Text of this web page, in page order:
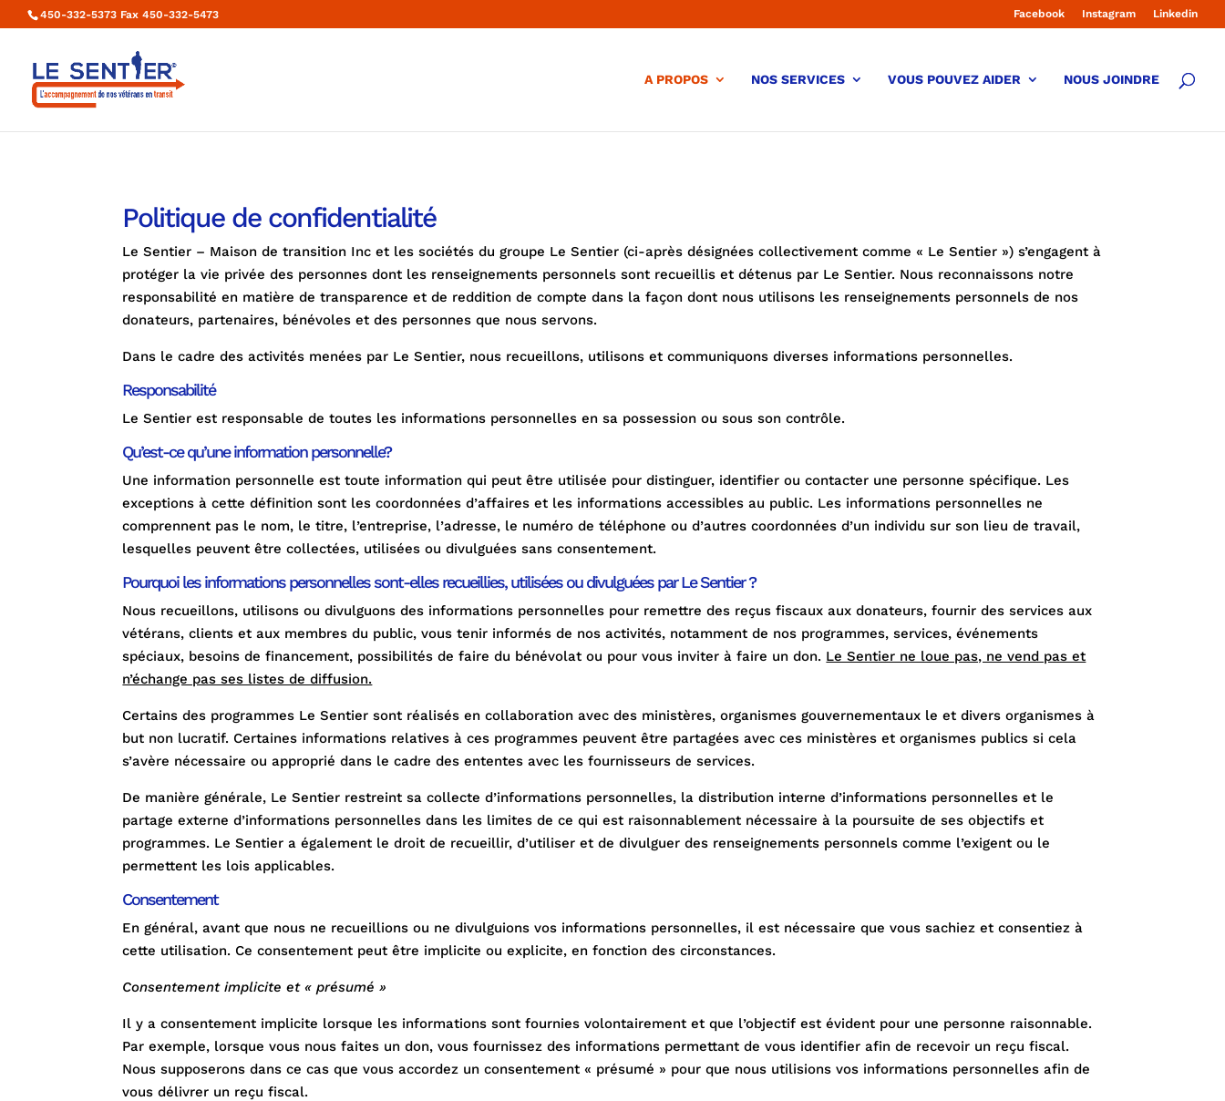
450-332-5373 Fax 450-332-5473 Facebook Instagram Linkedin
A PROPOS NOS SERVICES VOUS POUVEZ AIDER NOUS JOINDRE
Politique de confidentialité
Le Sentier – Maison de transition Inc et les sociétés du groupe Le Sentier (ci-après désignées collectivement comme « Le Sentier ») s’engagent à
protéger la vie privée des personnes dont les renseignements personnels sont recueillis et détenus par Le Sentier. Nous reconnaissons notre
responsabilité en matière de transparence et de reddition de compte dans la façon dont nous utilisons les renseignements personnels de nos
donateurs, partenaires, bénévoles et des personnes que nous servons.
Dans le cadre des activités menées par Le Sentier, nous recueillons, utilisons et communiquons diverses informations personnelles.
Responsabilité
Le Sentier est responsable de toutes les informations personnelles en sa possession ou sous son contrôle.
Qu’est-ce qu’une information personnelle?
Une information personnelle est toute information qui peut être utilisée pour distinguer, identifier ou contacter une personne spécifique. Les
exceptions à cette définition sont les coordonnées d’affaires et les informations accessibles au public. Les informations personnelles ne
comprennent pas le nom, le titre, l’entreprise, l’adresse, le numéro de téléphone ou d’autres coordonnées d’un individu sur son lieu de travail,
lesquelles peuvent être collectées, utilisées ou divulguées sans consentement.
Pourquoi les informations personnelles sont-elles recueillies, utilisées ou divulguées par Le Sentier ?
Nous recueillons, utilisons ou divulguons des informations personnelles pour remettre des reçus fiscaux aux donateurs, fournir des services aux
vétérans, clients et aux membres du public, vous tenir informés de nos activités, notamment de nos programmes, services, événements
spéciaux, besoins de financement, possibilités de faire du bénévolat ou pour vous inviter à faire un don. Le Sentier ne loue pas, ne vend pas et
n’échange pas ses listes de diffusion.
Certains des programmes Le Sentier sont réalisés en collaboration avec des ministères, organismes gouvernementaux le et divers organismes à
but non lucratif. Certaines informations relatives à ces programmes peuvent être partagées avec ces ministères et organismes publics si cela
s’avère nécessaire ou approprié dans le cadre des ententes avec les fournisseurs de services.
De manière générale, Le Sentier restreint sa collecte d’informations personnelles, la distribution interne d’informations personnelles et le
partage externe d’informations personnelles dans les limites de ce qui est raisonnablement nécessaire à la poursuite de ses objectifs et
programmes. Le Sentier a également le droit de recueillir, d’utiliser et de divulguer des renseignements personnels comme l’exigent ou le
permettent les lois applicables.
Consentement
En général, avant que nous ne recueillions ou ne divulguions vos informations personnelles, il est nécessaire que vous sachiez et consentiez à
cette utilisation. Ce consentement peut être implicite ou explicite, en fonction des circonstances.
Consentement implicite et « présumé »
Il y a consentement implicite lorsque les informations sont fournies volontairement et que l’objectif est évident pour une personne raisonnable.
Par exemple, lorsque vous nous faites un don, vous fournissez des informations permettant de vous identifier afin de recevoir un reçu fiscal.
Nous supposerons dans ce cas que vous accordez un consentement « présumé » pour que nous utilisions vos informations personnelles afin de
vous délivrer un reçu fiscal.